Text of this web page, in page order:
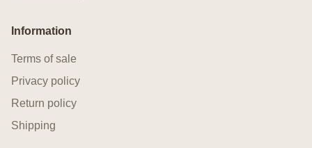
Information
Terms of sale
Privacy policy
Return policy
Shipping